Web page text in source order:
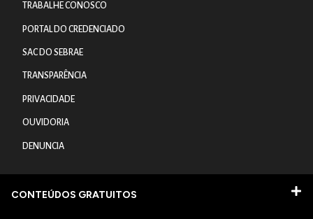
TRABALHE CONOSCO
PORTAL DO CREDENCIADO
SAC DO SEBRAE
TRANSPARÊNCIA
PRIVACIDADE
OUVIDORIA
DENUNCIA
CONTEÚDOS GRATUITOS